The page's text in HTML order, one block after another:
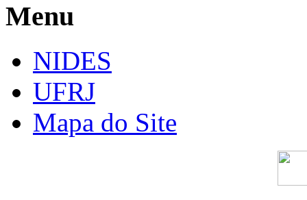
Menu
NIDES
UFRJ
Mapa do Site